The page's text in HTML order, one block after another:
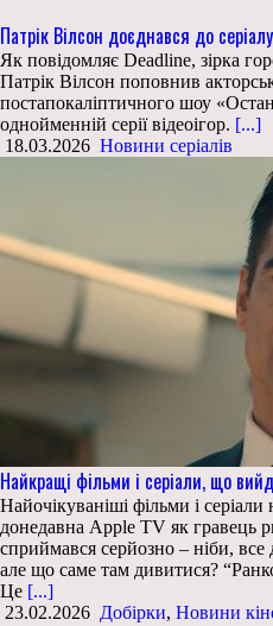
Патрік Вілсон доєднався до
Як повідомляє Deadline, зірка
Патрік Вілсон поповнив
постапокаліптичного шоу
однойменній серії відеоігор. [...]
18.03.2026 Новини серіалів
Найкращі фільми і серіали, що
Найочікуваніші фільми і
донедавна Apple TV як гравець
сприймався серйозно – ніби,
але що саме там дивитися?
Це [...]
23.02.2026 Добірки, Новини